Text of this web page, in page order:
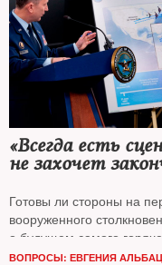
«Всегда есть
не захочет
Готовы ли стороны на
вооруженного
о будущем самого
сThe New Times
ВОПРОСЫ: ЕВГЕНИЯ